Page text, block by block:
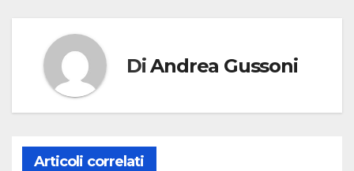
DiAndrea Gussoni
Articoli correlati